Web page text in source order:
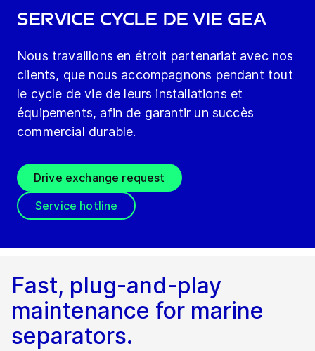
Service Cycle de vie GEA
Nous travaillons en étroit partenariat avec nos
clients, que nous accompagnons pendant tout
le cycle de vie de leurs installations et
équipements, afin de garantir un succès
commercial durable.
Drive exchange request
Service hotline
Fast, plug-and-play
maintenance for marine
separators.